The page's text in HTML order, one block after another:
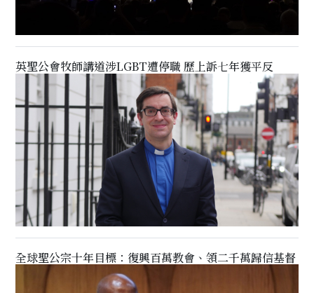
英聖公會牧師講道涉LGBT遭停職 歷上訴七年獲平反
全球聖公宗十年目標：復興百萬教會、領二千萬歸信基督